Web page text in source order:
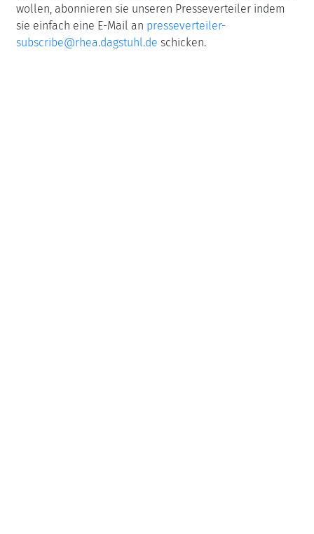
wollen, abonnieren sie unseren Presseverteiler indem
sie einfach eine E-Mail an presseverteiler-
subscribe@rhea.dagstuhl.de schicken.